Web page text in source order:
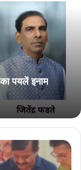
‘देश राग’
एर्नाकुलमांत
पयलें इनाम